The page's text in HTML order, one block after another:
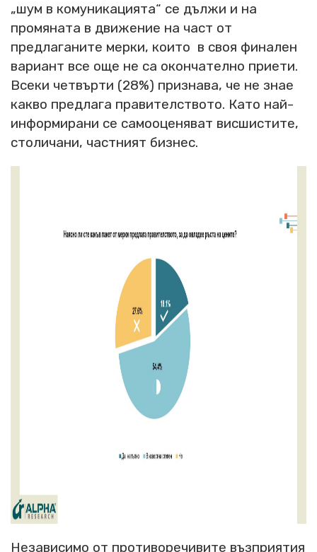
„шум в комуникацията“ се дължи и на
промяната в движение на част от
предлаганите мерки, които в своя финален
вариант все още не са окончателно приети.
Всеки четвърти (28%) признава, че не знае
какво предлага правителството. Като най-
информирани се самооценяват висшистите,
столичани, частният бизнес.
Независимо от противоречивите възприятия